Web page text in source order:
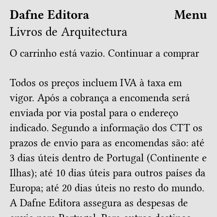
Dafne Editora
Livros de Arquitectura
Menu
O carrinho está vazio. Continuar a comprar
Todos os preços incluem IVA à taxa em
vigor. Após a cobrança a encomenda será
enviada por via postal para o endereço
indicado. Segundo a informação dos CTT os
prazos de envio para as encomendas são: até
3 dias úteis dentro de Portugal (Continente e
Ilhas); até 10 dias úteis para outros países da
Europa; até 20 dias úteis no resto do mundo.
A Dafne Editora assegura as despesas de